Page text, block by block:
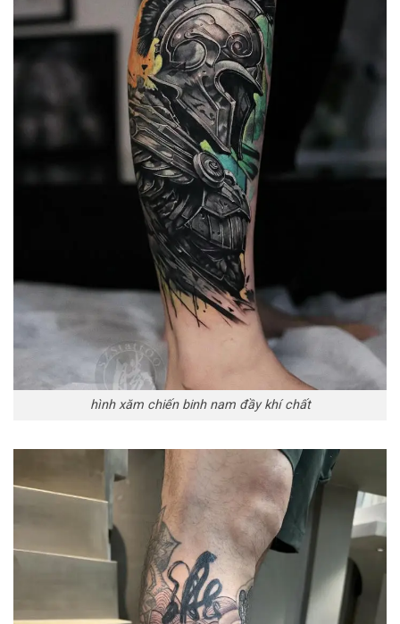
hình xăm chiến binh nam đầy khí chất